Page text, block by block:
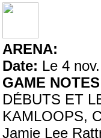
ARENA:
Date: Le 4
GAME
DÉBUTS ET
KAMLOOPS,
Jamie Lee